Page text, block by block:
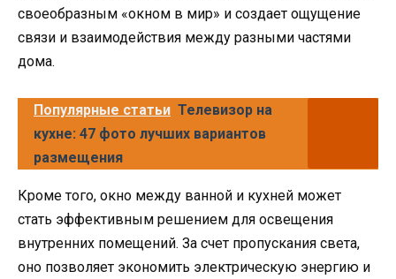
своеобразным «окном в мир» и создает ощущение
связи и взаимодействия между разными частями
дома.
Популярные статьи Телевизор на
кухне: 47 фото лучших вариантов
размещения
Кроме того, окно между ванной и кухней может
стать эффективным решением для освещения
внутренних помещений. За счет пропускания света,
оно позволяет экономить электрическую энергию и